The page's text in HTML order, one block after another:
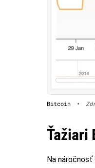
Bitcoin •
Ťažiari
Na